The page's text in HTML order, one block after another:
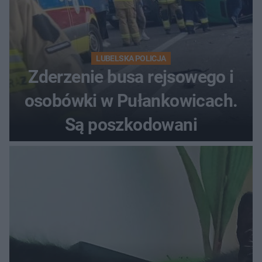
LUBELSKA POLICJA
Zderzenie busa rejsowego i
osobówki w Pułankowicach.
Są poszkodowani